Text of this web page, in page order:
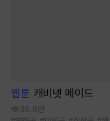
웹툰 캐비넷 메이드
36.8만